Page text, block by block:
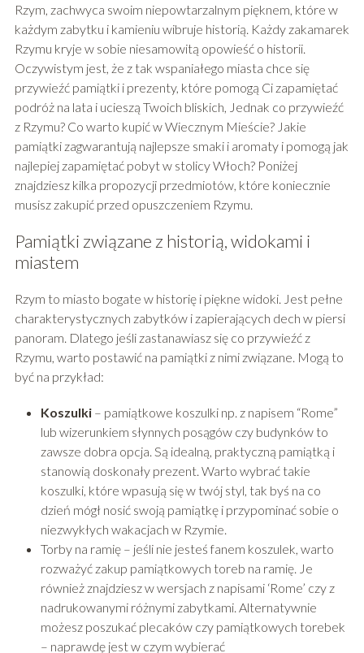
Rzym, zachwyca swoim niepowtarzalnym pięknem, które w
każdym zabytku i kamieniu wibruje historią. Każdy zakamarek
Rzymu kryje w sobie niesamowitą opowieść o historii.
Oczywistym jest, że z tak wspaniałego miasta chce się
przywieźć pamiątki i prezenty, które pomogą Ci zapamiętać
podróż na lata i ucieszą Twoich bliskich, Jednak co przywieźć
z Rzymu? Co warto kupić w Wiecznym Mieście? Jakie
pamiątki zagwarantują najlepsze smaki i aromaty i pomogą jak
najlepiej zapamiętać pobyt w stolicy Włoch? Poniżej
znajdziesz kilka propozycji przedmiotów, które koniecznie
musisz zakupić przed opuszczeniem Rzymu.
Pamiątki związane z historią, widokami i
miastem
Rzym to miasto bogate w historię i piękne widoki. Jest pełne
charakterystycznych zabytków i zapierających dech w piersi
panoram. Dlatego jeśli zastanawiasz się co przywieźć z
Rzymu, warto postawić na pamiątki z nimi związane. Mogą to
być na przykład:
Koszulki– pamiątkowe koszulki np. z napisem “Rome”
lub wizerunkiem słynnych posągów czy budynków to
zawsze dobra opcja. Są idealną, praktyczną pamiątką i
stanowią doskonały prezent. Warto wybrać takie
koszulki, które wpasują się w twój styl, tak byś na co
dzień mógł nosić swoją pamiątkę i przypominać sobie o
niezwykłych wakacjach w Rzymie.
Torby na ramię – jeśli nie jesteś fanem koszulek, warto
rozważyć zakup pamiątkowych toreb na ramię. Je
również znajdziesz w wersjach z napisami ‘Rome’ czy z
nadrukowanymi różnymi zabytkami. Alternatywnie
możesz poszukać plecaków czy pamiątkowych torebek
– naprawdę jest w czym wybierać